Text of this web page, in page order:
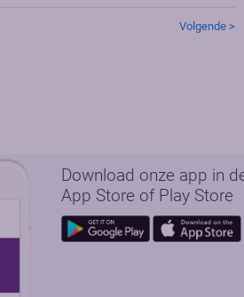
Volgende >
Download onze app in
App Store of Play Store